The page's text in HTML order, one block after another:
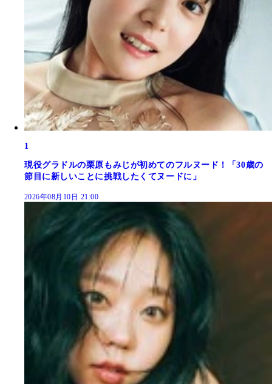
1
現役グラドルの栗原もみじが初めてのフルヌード！「30歳の
節目に新しいことに挑戦したくてヌードに」
2026年08月10日 21:00